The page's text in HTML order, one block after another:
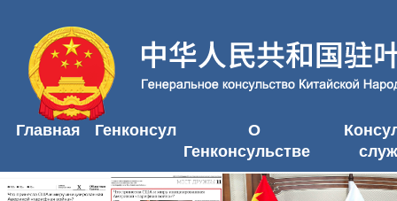
Главная Генконсул
О
Генконсульстве